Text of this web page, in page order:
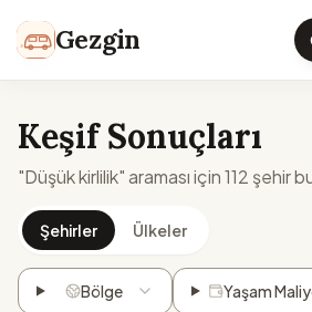
Gezgin
Keşif Sonuçları
"Düşük kirlilik" araması için 112 şehir
Şehirler Ülkeler
Bölge Yaşam